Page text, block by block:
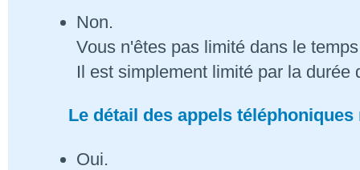
Non.
Vous n'êtes pas limité dans le
Il est simplement limité par la durée
Le détail des appels
Oui.